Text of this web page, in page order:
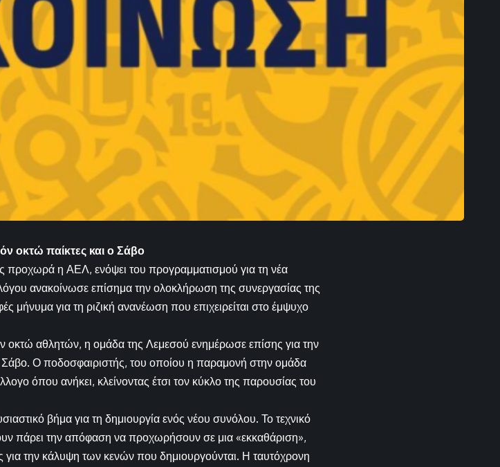
οκτώ παίκτες και ο Σάβο
η ΑΕΛ, ενόψει του προγραμματισμού για τη νέα
ανακοίνωσε επίσημα την ολοκλήρωση της συνεργασίας της
μήνυμα για τη ριζική ανανέωση που επιχειρείται στο έμψυχο
οκτώ αθλητών, η ομάδα της Λεμεσού ενημέρωσε επίσης για την
Ο ποδοσφαιριστής, του οποίου η παραμονή στην ομάδα
όπου ανήκει, κλείνοντας έτσι τον κύκλο της παρουσίας του
βήμα για τη δημιουργία ενός νέου συνόλου. Το τεχνικό
πάρει την απόφαση να προχωρήσουν σε μια «εκκαθάριση»,
για την κάλυψη των κενών που δημιουργούνται. Η ταυτόχρονη